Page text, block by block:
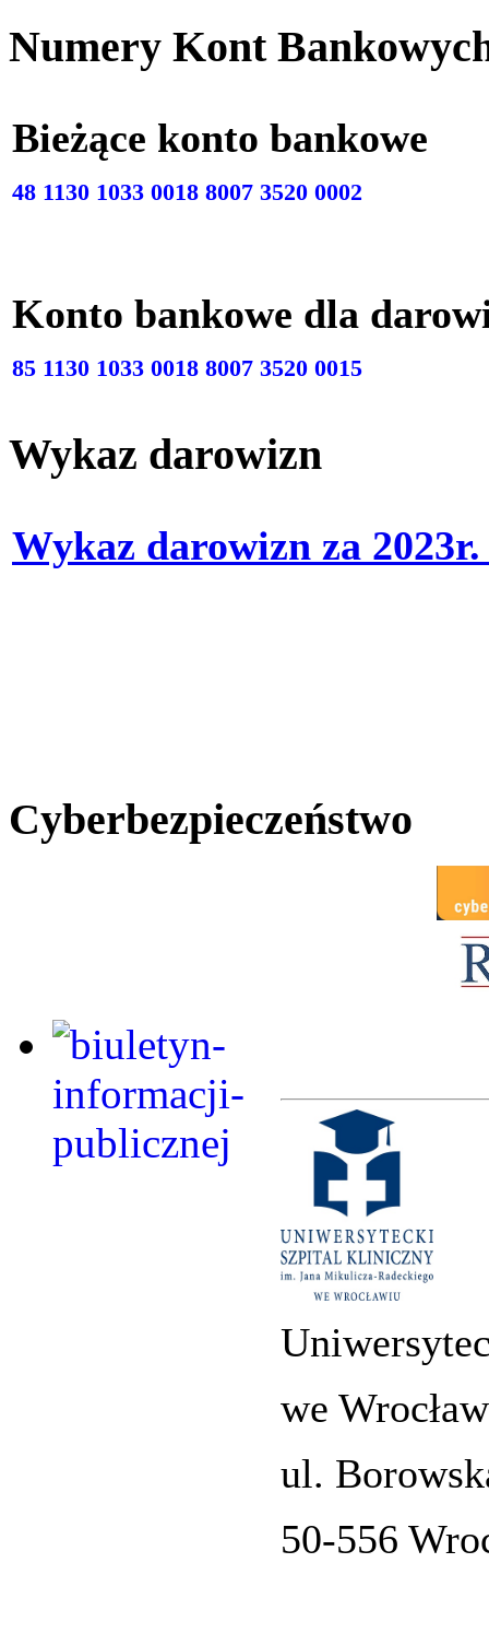
Numery Kont
Bieżące konto
48 1130 1033 0018 8007 3520 0002
Konto bankowe dla
85 1130 1033 0018 8007 3520 0015
Wykaz darowizn
Wykaz darowizn za
Cyberbezpieczeństwo
we
ul.
50-556